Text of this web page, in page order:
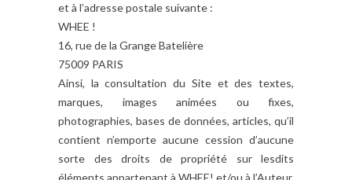
et à l’adresse postale suivante :
WHEE !
16, rue de la Grange Batelière
75009 PARIS
Ainsi, la consultation du Site et des textes,
marques, images animées ou fixes,
photographies, bases de données, articles, qu’il
contient n’emporte aucune cession d’aucune
sorte des droits de propriété sur lesdits
éléments appartenant à WHEE! et/ou à l’Auteur.